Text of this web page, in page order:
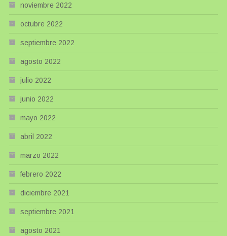
noviembre 2022
octubre 2022
septiembre 2022
agosto 2022
julio 2022
junio 2022
mayo 2022
abril 2022
marzo 2022
febrero 2022
diciembre 2021
septiembre 2021
agosto 2021